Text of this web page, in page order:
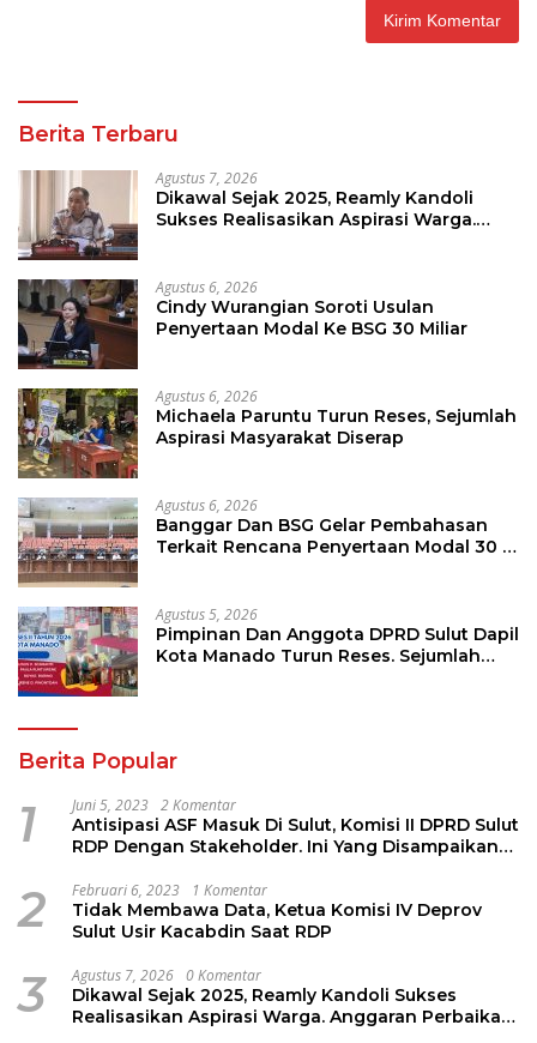
Berita Terbaru
Agustus 7, 2026
Dikawal Sejak 2025, Reamly Kandoli
Sukses Realisasikan Aspirasi Warga.
Agustus 6, 2026
Cindy Wurangian Soroti Usulan
Penyertaan Modal Ke BSG 30 Miliar
Agustus 6, 2026
Michaela Paruntu Turun Reses, Sejumlah
Aspirasi Masyarakat Diserap
Agustus 6, 2026
Banggar Dan BSG Gelar Pembahasan
Terkait Rencana Penyertaan Modal 30 M
Agustus 5, 2026
Pimpinan Dan Anggota DPRD Sulut Dapil
Kota Manado Turun Reses. Sejumlah
Berita Popular
1 Juni 5, 2023 2 Komentar
Antisipasi ASF Masuk Di Sulut, Komisi II DPRD Sulut
RDP Dengan Stakeholder. Ini Yang Disampaikan
2 Februari 6, 2023 1 Komentar
Tidak Membawa Data, Ketua Komisi IV Deprov
Sulut Usir Kacabdin Saat RDP
3 Agustus 7, 2026 0 Komentar
Dikawal Sejak 2025, Reamly Kandoli Sukses
Realisasikan Aspirasi Warga. Anggaran Perbaikan